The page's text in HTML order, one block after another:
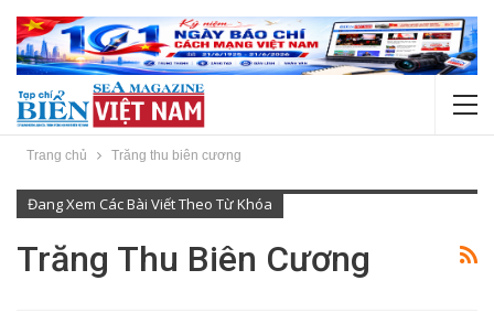
Trang chủ Trăng thu biên cương
Đang Xem Các Bài Viết Theo Từ Khóa
Trăng Thu Biên Cương